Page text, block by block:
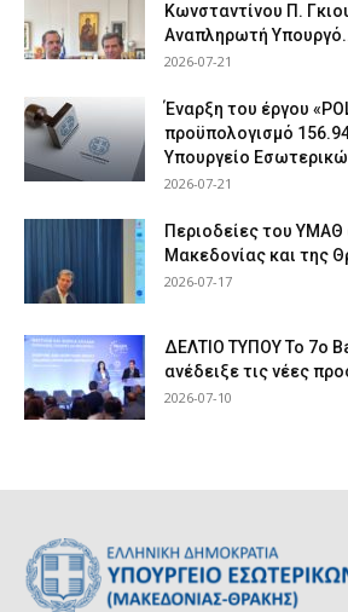
Κωνσταντίνου Π.
Αναπληρωτή
2026-07-21
Έναρξη του έργου
προϋπολογισμό
Υπουργείο
2026-07-21
Περιοδείες του ΥΜΑΘ
Μακεδονίας και της
2026-07-17
ΔΕΛΤΙΟ ΤΥΠΟΥ Το 7ο
ανέδειξε τις νέες
2026-07-10